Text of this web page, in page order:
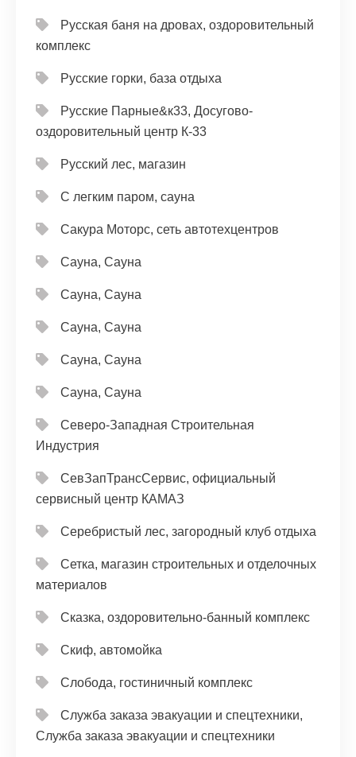
Русская баня на дровах, оздоровительный
комплекс
Русские горки, база отдыха
Русские Парные&к33, Досугово-
оздоровительный центр К-33
Русский лес, магазин
С легким паром, сауна
Сакура Моторс, сеть автотехцентров
Сауна, Сауна
Сауна, Сауна
Сауна, Сауна
Сауна, Сауна
Сауна, Сауна
Северо-Западная Строительная
Индустрия
СевЗапТрансСервис, официальный
сервисный центр КАМАЗ
Серебристый лес, загородный клуб отдыха
Сетка, магазин строительных и отделочных
материалов
Сказка, оздоровительно-банный комплекс
Скиф, автомойка
Слобода, гостиничный комплекс
Служба заказа эвакуации и спецтехники,
Служба заказа эвакуации и спецтехники